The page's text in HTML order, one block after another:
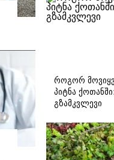
როგორ
პიტნა
გზამკვლევი